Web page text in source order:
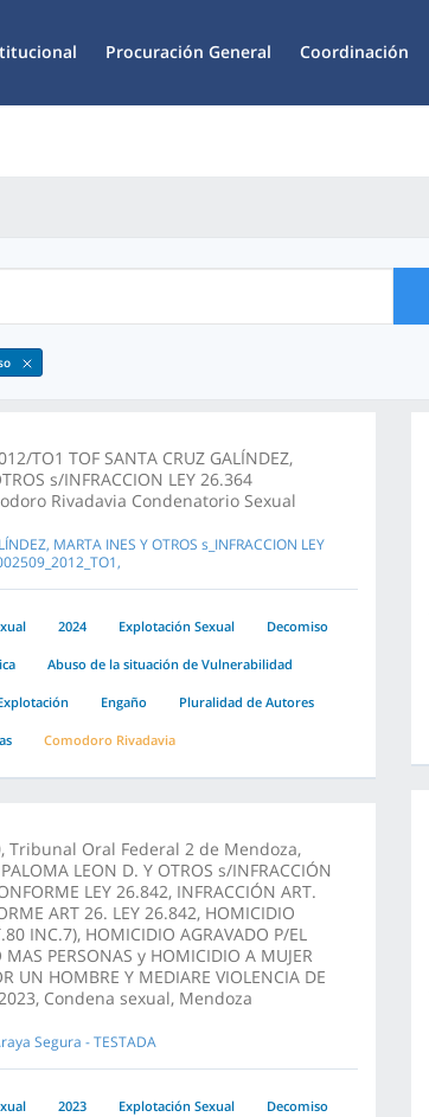
Procuración General Coordinación
TO1 TOF SANTA CRUZ GALÍNDEZ,
s/INFRACCION LEY 26.364
Rivadavia Condenatorio Sexual
MARTA INES Y OTROS s_INFRACCION LEY
2024 Explotación Sexual Decomiso
Abuso de la situación de Vulnerabilidad
Engaño Pluralidad de Autores
Comodoro Rivadavia
Tribunal Oral Federal 2 de Mendoza,
LEON D. Y OTROS s/INFRACCIÓN
LEY 26.842, INFRACCIÓN ART.
ART 26. LEY 26.842, HOMICIDIO
INC.7), HOMICIDIO AGRAVADO P/EL
MAS PERSONAS y HOMICIDIO A MUJER
UN HOMBRE Y MEDIARE VIOLENCIA DE
Condena sexual, Mendoza
Segura - TESTADA
2023 Explotación Sexual Decomiso